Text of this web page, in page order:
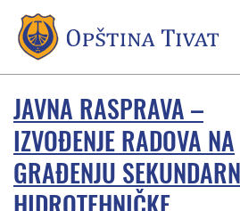
JAVNA RASPRAVA –
IZVOĐENJE RADOVA NA
GRAĐENJU